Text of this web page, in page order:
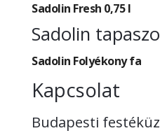
Sadolin Fresh 0,75 l
Sadolin
Sadolin Folyékony fa
Kapcsolat
Budapesti